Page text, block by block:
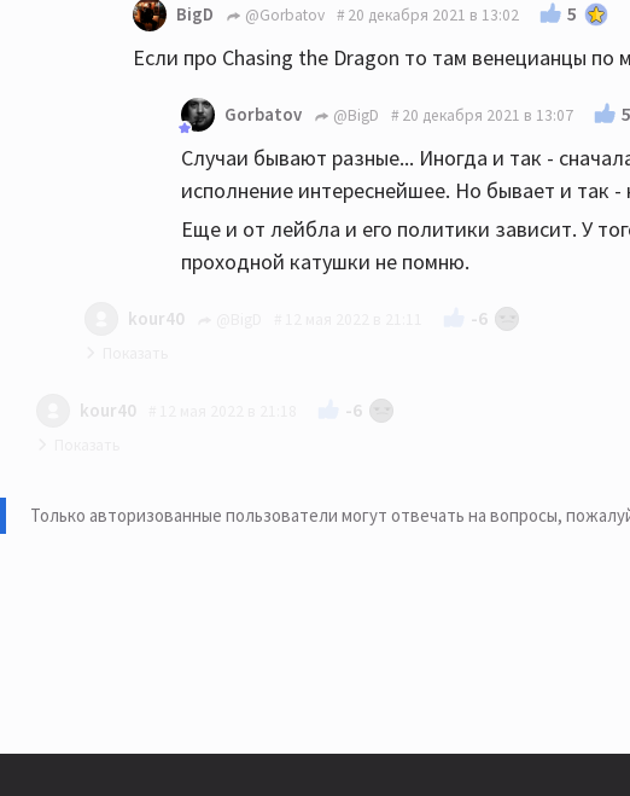
BigD @Gorbatov 20 декабря 2021 в 13:02 5
Если про Chasing the Dragon то там венецианцы
Gorbatov @BigD 20 декабря 2021 в 13:07 5
Случаи бывают разные... Иногда и так -
исполнение интереснейшее. Но бывает и так
Еще и от лейбла и его политики зависит. У
проходной катушки не помню.
kour40 -6
Послушал самплы JazzPrix Quintett «Moonlight In
kour40 -6
Только авторизованные пользователи могут отвечать на вопросы,